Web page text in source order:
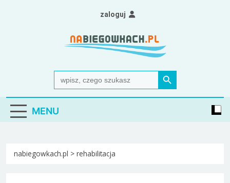
Nabiegowkach.pl
portal miłośników narciarstwa biegowego
Search
for:
Search Button
zaloguj
MENU
nabiegowkach.pl > rehabilitacja